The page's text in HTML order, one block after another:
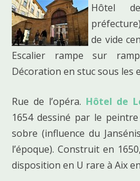
Hôtel
de vide
Escalier rampe sur
Décoration en stuc sous les
Rue de l’opéra. Hôtel de
1654 dessiné par le peintre
sobre (influence du
l’époque). Construit en
disposition en U rare à Aix